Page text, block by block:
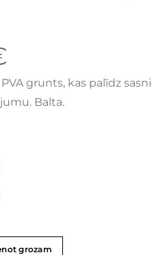
grunts, kas palīdz
Balta.
grozam